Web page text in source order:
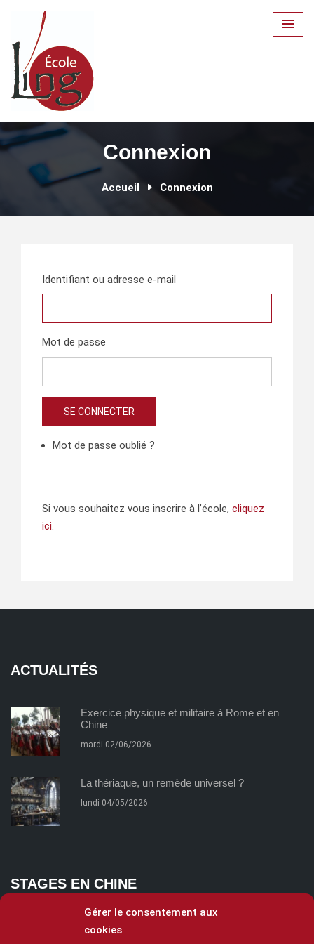
Gérer le consentement aux
cookies
content
Connexion
Accueil Connexion
Identifiant ou adresse e-mail
Mot de passe
SE CONNECTER
Mot de passe oublié ?
Si vous souhaitez vous inscrire à l’école, cliquez
ici
ACTUALITÉS
Exercice physique et militaire à Rome et en
Chine
mardi 02/06/2026
La thériaque, un remède universel ?
lundi 04/05/2026
STAGES EN CHINE